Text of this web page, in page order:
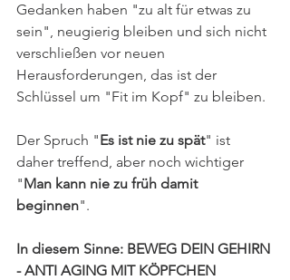
Gedanken haben "zu alt für etwas zu
sein", neugierig bleiben und sich nicht
verschließen vor neuen
Herausforderungen, das ist der
Schlüssel um "Fit im Kopf" zu bleiben.
Der Spruch "Es ist nie zu spät" ist
daher treffend, aber noch wichtiger
"Man kann nie zu früh damit
beginnen".
In diesem Sinne: BEWEG DEIN GEHIRN
- ANTI AGING MIT KÖPFCHEN